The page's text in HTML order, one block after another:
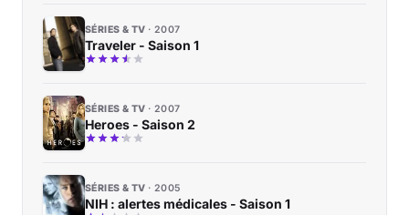
SÉRIES & TV 2007
Traveler - Saison 1
SÉRIES & TV 2007
Heroes - Saison 2
SÉRIES & TV 2005
NIH : alertes médicales - Saison 1